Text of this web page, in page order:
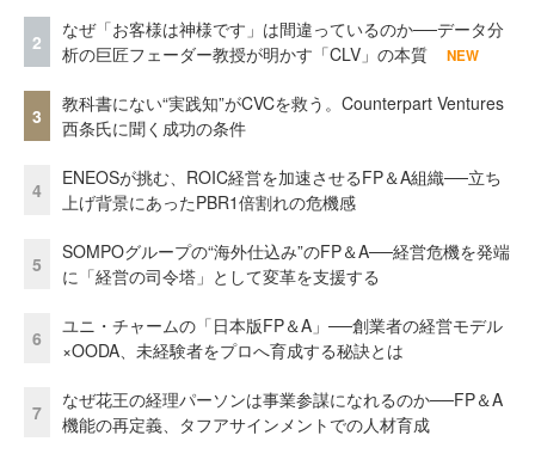
2
なぜ「お客様は神様です」は間違っているのか──データ分
析の巨匠フェーダー教授が明かす「CLV」の本質
NEW
3
教科書にない“実践知”がCVCを救う。Counterpart Ventures
西条氏に聞く成功の条件
4
ENEOSが挑む、ROIC経営を加速させるFP＆A組織──立ち
上げ背景にあったPBR1倍割れの危機感
5
SOMPOグループの“海外仕込み”のFP＆A──経営危機を発端
に「経営の司令塔」として変革を支援する
6
ユニ・チャームの「日本版FP＆A」──創業者の経営モデル
×OODA、未経験者をプロへ育成する秘訣とは
7
なぜ花王の経理パーソンは事業参謀になれるのか──FP＆A
機能の再定義、タフアサインメントでの人材育成